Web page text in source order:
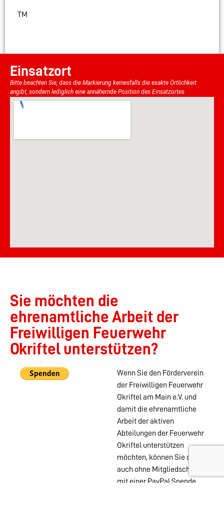
TM
Einsatzort
Bitte beachten Sie, dass die Markierung keinesfalls die exakte Örtlichkeit
angibt, sondern lediglich eine annähernde Position des Einsatzortes
Sie möchten die
ehrenamtliche Arbeit der
Freiwilligen Feuerwehr
Okriftel unterstützen?
Wenn Sie den Förderverein
der Freiwilligen Feuerwehr
Okriftel am Main e.V. und
damit die ehrenamtliche
Arbeit der aktiven
Abteilungen der Feuerwehr
Okriftel unterstützen
möchten, können Sie das
auch ohne Mitgliedschaft
mit einer PayPal Spende